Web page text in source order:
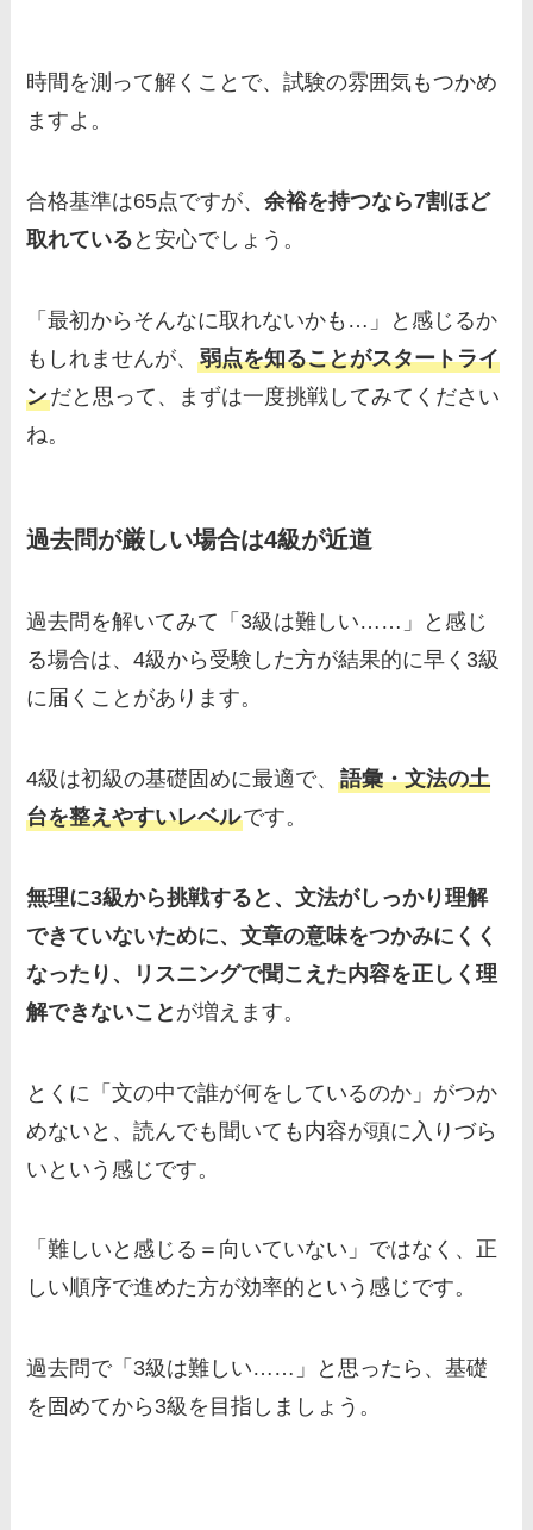
時間を測って解くことで、試験の雰囲気もつかめ
ますよ。
合格基準は65点ですが、余裕を持つなら7割ほど
取れている と安心でしょう。
「最初からそんなに取れないかも…」と感じるか
もしれませんが、弱点を知ることがスタートライ
ンだと思って、まずは一度挑戦してみてください
ね。
過去問が厳しい場合は4級が近道
過去問を解いてみて「3級は難しい……」と感じ
る場合は、4級から受験した方が結果的に早く3級
に届くことがあります。
4級は初級の基礎固めに最適で、語彙・文法の土
台を整えやすいレベルです。
無理に3級から挑戦すると、文法がしっかり理解
できていないために、文章の意味をつかみにくく
なったり、リスニングで聞こえた内容を正しく理
解できないこと が増えます。
とくに「文の中で誰が何をしているのか」がつか
めないと、読んでも聞いても内容が頭に入りづら
いという感じです。
「難しいと感じる＝向いていない」ではなく、正
しい順序で進めた方が効率的という感じです。
過去問で「3級は難しい……」と思ったら、基礎
を固めてから3級を目指しましょう。